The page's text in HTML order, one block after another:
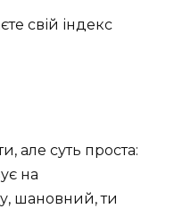
свій індекс
але суть проста:
на
шановний, ти